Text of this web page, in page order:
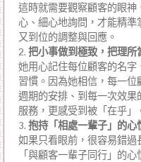
這時就需要觀察顧客的眼神
心、細心地詢問，才能精
又到位的調整與回應。
把小事做到極致，把理所
她用心記住每位顧客的名
習慣。因為她相信，每一
週期的安排、到每一次效果
服務，更感受到被「在乎」
抱持「相處一輩子」的心
如果只看眼前，很容易錯
「與顧客一輩子同行」的